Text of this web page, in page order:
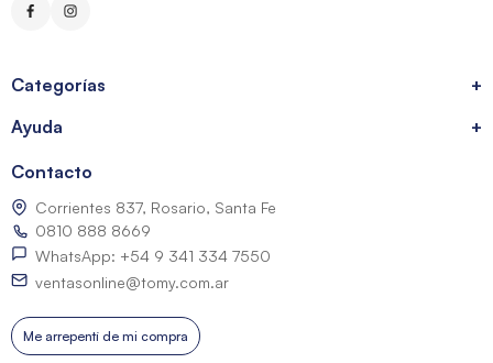
Categorías
+
Ayuda
+
Contacto
Corrientes 837, Rosario, Santa Fe
0810 888 8669
WhatsApp: +54 9 341 334 7550
ventasonline@tomy.com.ar
Me arrepentí de mi compra